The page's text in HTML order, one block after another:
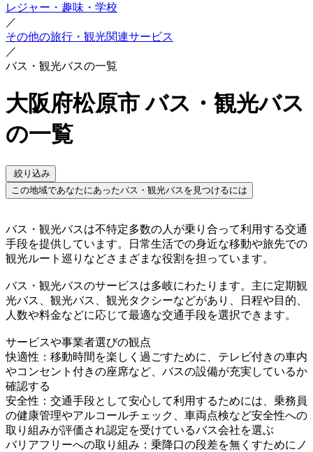
レジャー・趣味・学校
／
その他の旅行・観光関連サービス
／
バス・観光バスの一覧
大阪府松原市 バス・観光バス
の一覧
絞り込み
この地域であなたにあったバス・観光バスを見つけるには
バス・観光バスは不特定多数の人が乗り合って利用する交通
手段を提供しています。日常生活での身近な移動や旅先での
観光ルート巡りなどさまざまな役割を担っています。
バス・観光バスのサービスは多岐にわたります。主に定期観
光バス、観光バス、観光タクシーなどがあり、日程や目的、
人数や料金などに応じて最適な交通手段を選択できます。
サービスや事業者選びの観点
快適性：移動時間を楽しく過ごすために、テレビ付きの車内
やコンセント付きの座席など、バスの設備が充実しているか
確認する
安全性：交通手段として安心して利用するためには、乗務員
の健康管理やアルコールチェック、車両点検など安全性への
取り組みが評価され認定を受けているバス会社を選ぶ
バリアフリーへの取り組み：乗降口の段差を無くすためにノ